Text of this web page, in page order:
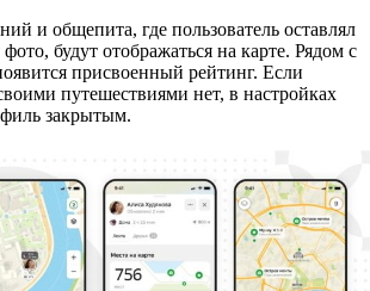
и общепита, где пользователь оставлял
будут отображаться на карте. Рядом с
присвоенный рейтинг. Если
путешествиями нет, в настройках
закрытым.